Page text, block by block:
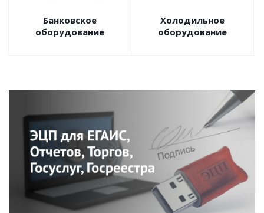
Банковское
оборудование
Холодильное
оборудование